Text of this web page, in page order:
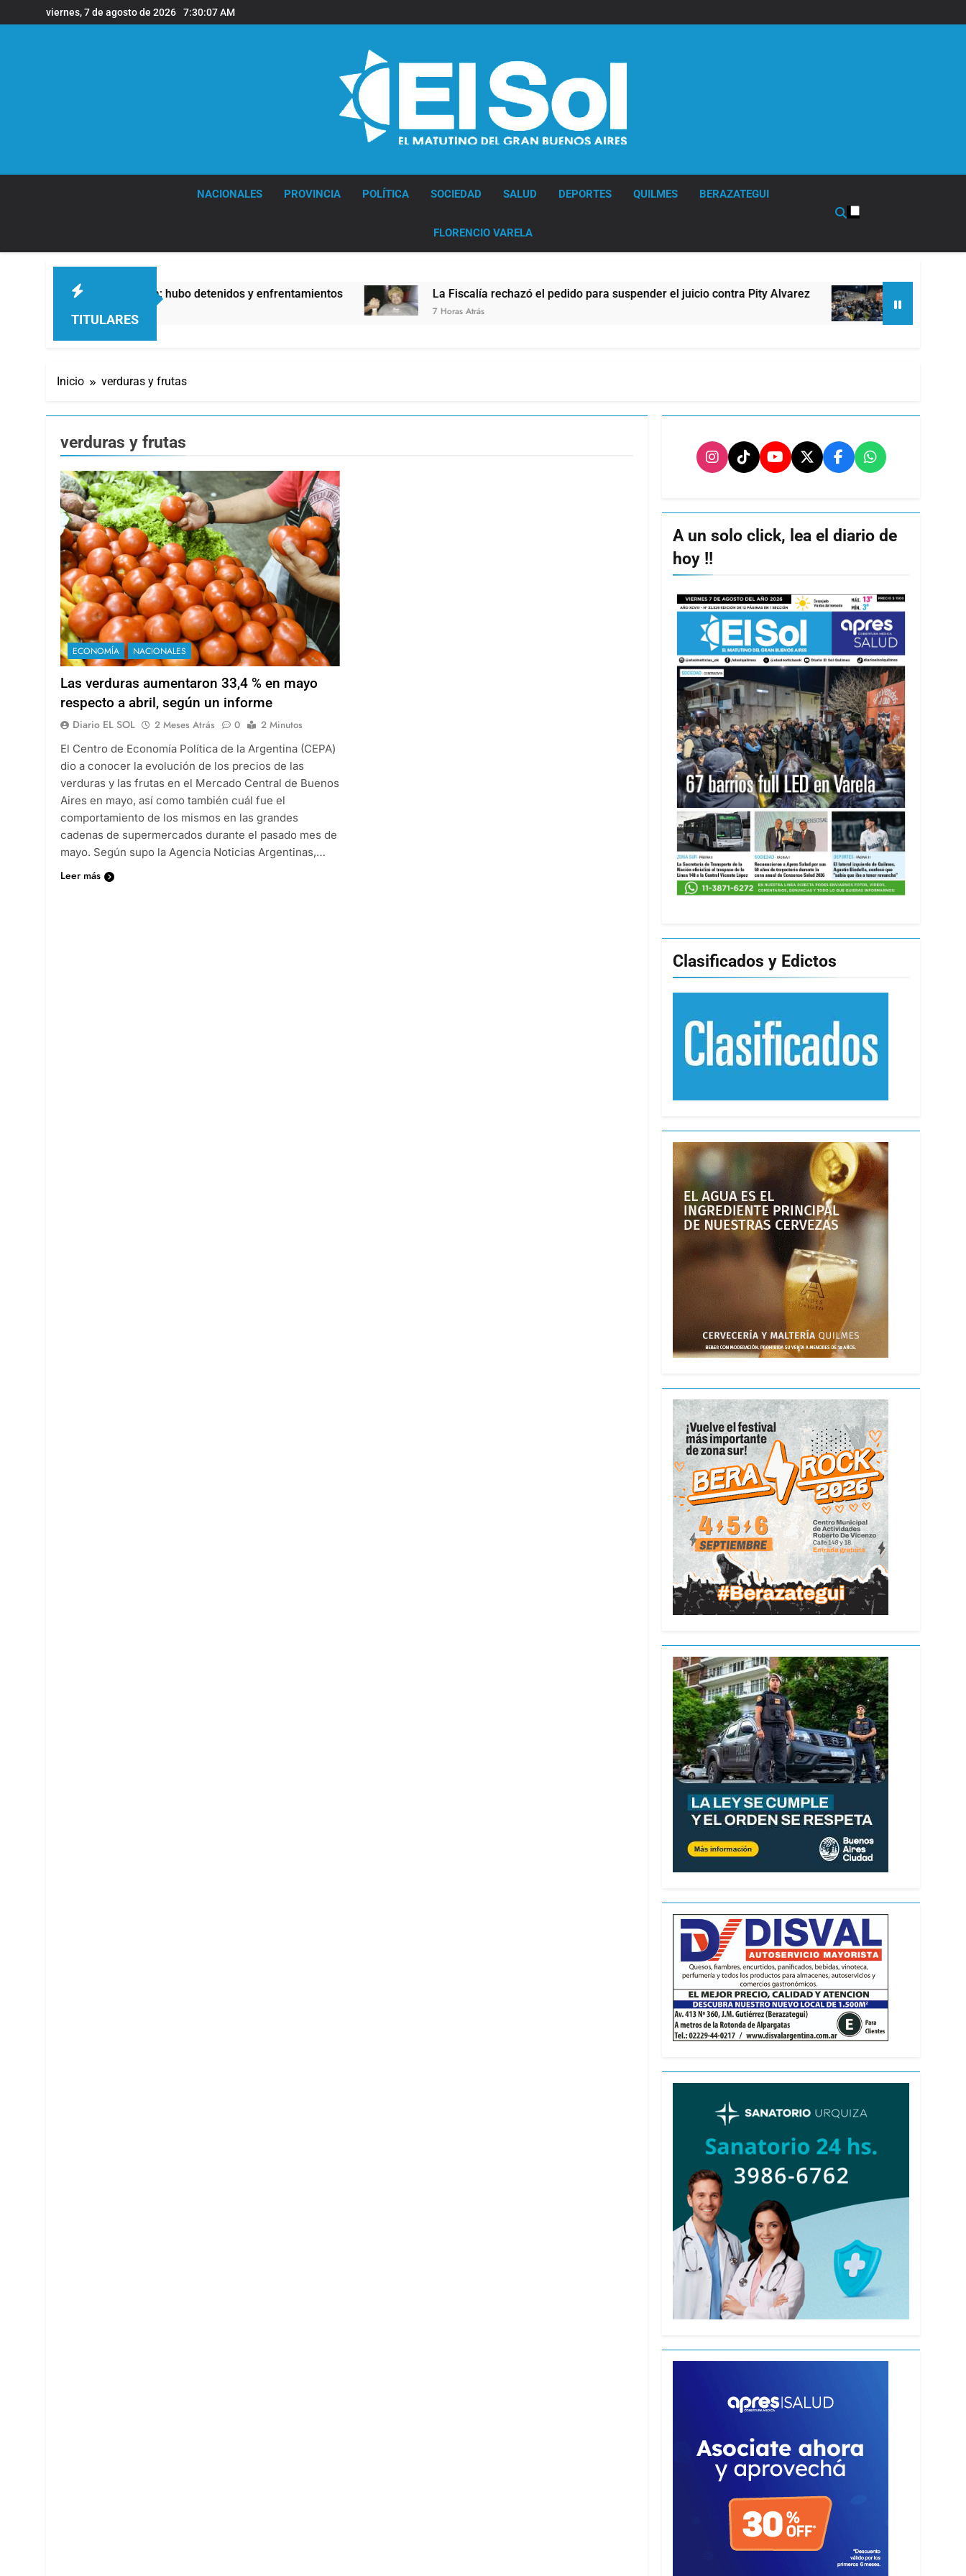
al
viernes, 7 de agosto de 2026 7:30:08 AM
NACIONALES PROVINCIA POLÍTICA SOCIEDAD SALUD DEPORTES QUILMES BERAZATEGUI
FLORENCIO VARELA
TITULARES
Privada: hubo detenidos y enfrentamientos La Fiscalía rechazó el pedido para suspender el juicio contra Pity Alvarez
7 Horas Atrás
67 barrios full LED en Florencio
8 Horas Atrás
Inicio verduras y frutas
verduras y frutas
ECONOMÍA NACIONALES
Las verduras aumentaron 33,4 % en mayo
respecto a abril, según un informe
Diario EL SOL 2 Meses Atrás 0
2 Minutos
El Centro de Economía Política de la Argentina (CEPA)
dio a conocer la evolución de los precios de las
verduras y las frutas en el Mercado Central de Buenos
Aires en mayo, así como también cuál fue el
comportamiento de los mismos en las grandes
cadenas de supermercados durante el pasado mes de
mayo. Según supo la Agencia Noticias Argentinas,…
Leer más
A un solo click, lea el diario de
hoy !!
Clasificados y Edictos